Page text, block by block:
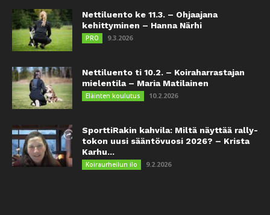
Nettiluento ke 11.3. – Ohjaajana
kehittyminen – Hanna Närhi
PRO 9.3.2026
Nettiluento ti 10.2. – Koiraharrastajan
mielentila – Maria Matilainen
Eläinten koulutus 10.2.2026
SporttiRakin kahvila: Miltä näyttää rally-
tokon uusi sääntövuosi 2026? – Krista
Karhu...
Koiraurheilun ilo 9.2.2026